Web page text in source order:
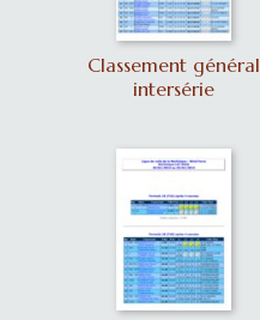
Classement général
intersérie